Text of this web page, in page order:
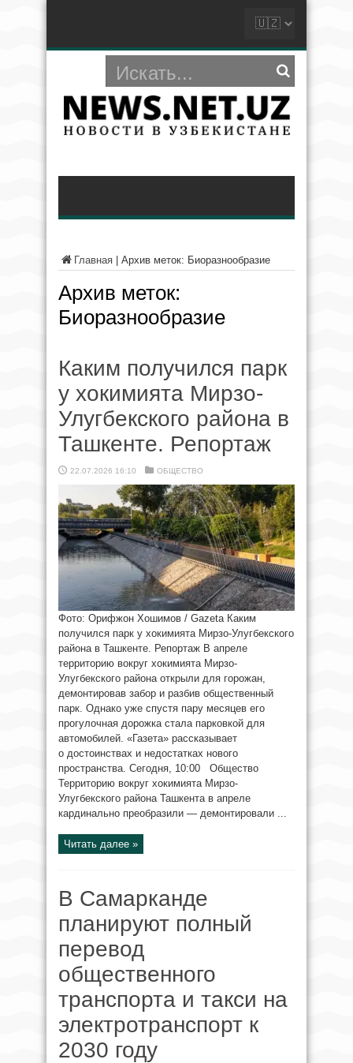
Главная Архив меток: Биоразнообразие
Архив меток:
Биоразнообразие
Каким получился парк
у хокимията Мирзо-
Улугбекского района в
Ташкенте. Репортаж
22.07.2026 16:10 ОБЩЕСТВО
Фото: Орифжон Хошимов / Gazeta Каким
получился парк у хокимията Мирзо-Улугбекского
района в Ташкенте. Репортаж В апреле
территорию вокруг хокимията Мирзо-
Улугбекского района открыли для горожан,
демонтировав забор и разбив общественный
парк. Однако уже спустя пару месяцев его
прогулочная дорожка стала парковкой для
автомобилей. «Газета» рассказывает
о достоинствах и недостатках нового
пространства. Сегодня, 10:00 Общество
Территорию вокруг хокимията Мирзо-
Улугбекского района Ташкента в апреле
кардинально преобразили — демонтировали ...
Читать далее »
В Самарканде
планируют полный
перевод
общественного
транспорта и такси на
электротранспорт к
2030 году